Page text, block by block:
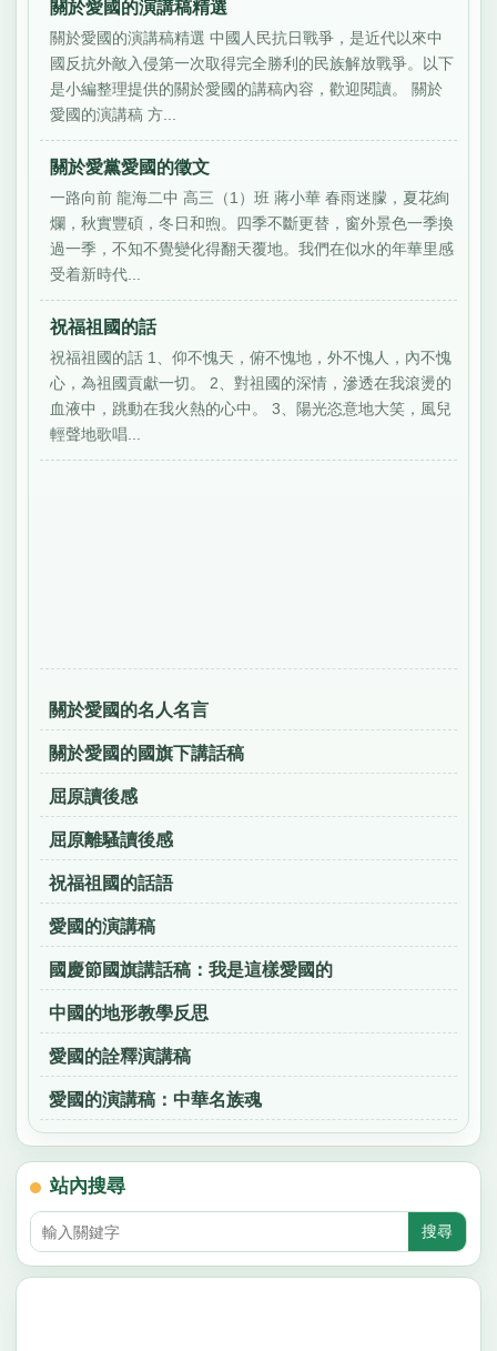
關於愛國的演講稿精選
關於愛國的演講稿精選 中國人民抗日戰爭，是近代以來中
國反抗外敵入侵第一次取得完全勝利的民族解放戰爭。以下
是小編整理提供的關於愛國的講稿內容，歡迎閱讀。 關於
愛國的演講稿 方...
關於愛黨愛國的徵文
一路向前 龍海二中 高三（1）班 蔣小華 春雨迷朦，夏花絢
爛，秋實豐碩，冬日和煦。四季不斷更替，窗外景色一季換
過一季，不知不覺變化得翻天覆地。我們在似水的年華里感
受着新時代...
祝福祖國的話
祝福祖國的話 1、仰不愧天，俯不愧地，外不愧人，內不愧
心，為祖國貢獻一切。 2、對祖國的深情，滲透在我滾燙的
血液中，跳動在我火熱的心中。 3、陽光恣意地大笑，風兒
輕聲地歌唱...
關於愛國的名人名言
關於愛國的國旗下講話稿
屈原讀後感
屈原離騷讀後感
祝福祖國的話語
愛國的演講稿
國慶節國旗講話稿：我是這樣愛國的
中國的地形教學反思
愛國的詮釋演講稿
愛國的演講稿：中華名族魂
站內搜尋